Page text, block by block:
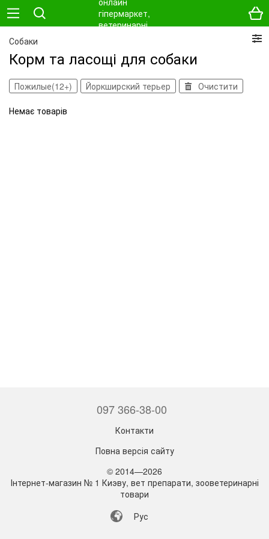
Собаки
Корм та ласощі для собаки
Пожилые(12+) Йоркширский терьер Очистити
Немає товарів
097 366-38-00
Контакти
Повна версія сайту
© 2014—2026
Інтернет-магазин № 1 Киэву, вет препарати, зооветеринарні
товари
Рус